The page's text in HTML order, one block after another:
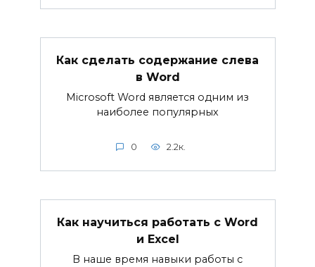
Как сделать содержание слева
в Word
Microsoft Word является одним из
наиболее популярных
0 2.2к.
Как научиться работать с Word
и Excel
В наше время навыки работы с